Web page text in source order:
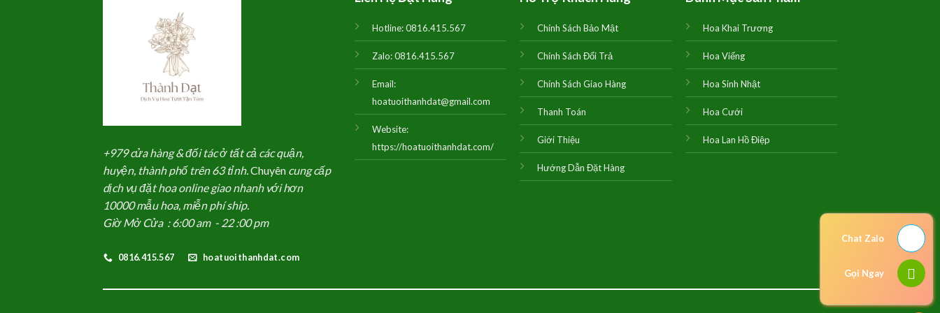
+979 cửa hàng & đối tác ở tất cả các quận,
huyện, thành phố trên 63 tỉnh.Chuyên cung cấp
dịch vụ đặt hoa online giao nhanh với hơn
10000 mẫu hoa, miễn phí ship.
Giờ Mở Cửa : 6:00 am - 22 :00 pm
0816.415.567 hoatuoithanhdat.com
Hotline:0816.415.567
Zalo:0816.415.567
Email:
hoatuoithanhdat@gmail.com
Website:
https://hoatuoithanhdat.com/
Chính Sách Bảo Mật
Chính Sách Đổi Trả
Chính Sách Giao Hàng
Thanh Toán
Giới Thiệu
Hướng Dẫn Đặt Hàng
Hoa Khai Trương
Hoa Viếng
Hoa Sinh Nhật
Hoa Cưới
Hoa Lan Hồ Điệp
Chat Zalo
Gọi Ngay